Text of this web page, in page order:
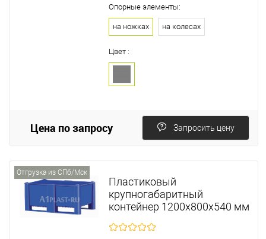
Опорные элементы:
на ножках на колесах
Цвет :
Цена по запросу Запросить цену
Отгрузка из СПб/Мск
Пластиковый
крупногабаритный
контейнер 1200х800х540 мм